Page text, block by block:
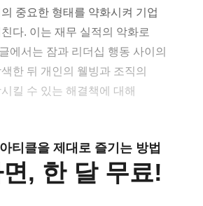
중요한 형태를 약화시켜 기업
다. 이는 재무 실적의 악화로
에서는 잠과 리더십 행동 사이의
한 뒤 개인의 웰빙과 조직의
킬 수 있는 해결책에 대해
티클을 제대로 즐기는 방법
, 한 달 무료!